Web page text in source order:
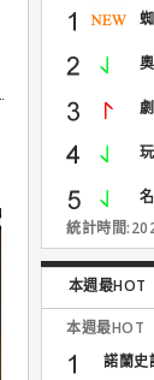
統計時間
本週最HOT
本週最HOT
諾蘭史